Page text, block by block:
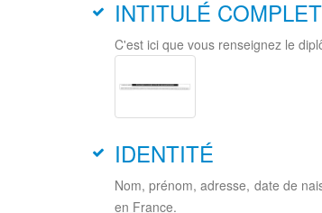
INTITULÉ
C'est ici que vous renseignez le
IDENTITÉ
Nom, prénom, adresse, date de
en France.